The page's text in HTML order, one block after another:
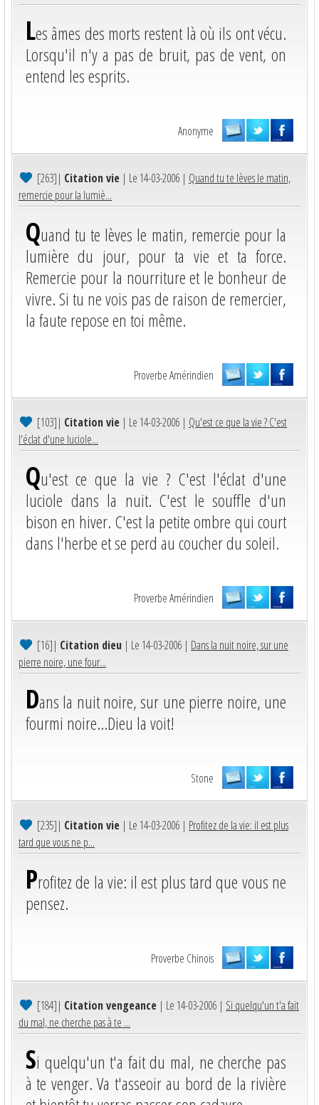
Les âmes des morts restent là où ils ont vécu.
Lorsqu'il n'y a pas de bruit, pas de vent, on
entend les esprits.
Anonyme
[263]| Citation vie | Le 14-03-2006 | Quand tu te lèves le matin,
remercie pour la lumiè...
Quand tu te lèves le matin, remercie pour la
lumière du jour, pour ta vie et ta force.
Remercie pour la nourriture et le bonheur de
vivre. Si tu ne vois pas de raison de remercier,
la faute repose en toi même.
Proverbe Amérindien
[103]| Citation vie | Le 14-03-2006 | Qu'est ce que la vie ? C'est
l'éclat d'une luciole...
Qu'est ce que la vie ? C'est l'éclat d'une
luciole dans la nuit. C'est le souffle d'un
bison en hiver. C'est la petite ombre qui court
dans l'herbe et se perd au coucher du soleil.
Proverbe Amérindien
[16]| Citation dieu | Le 14-03-2006 | Dans la nuit noire, sur une
pierre noire, une four...
Dans la nuit noire, sur une pierre noire, une
fourmi noire...Dieu la voit!
Stone
[235]| Citation vie | Le 14-03-2006 | Profitez de la vie: il est plus
tard que vous ne p...
Profitez de la vie: il est plus tard que vous ne
pensez.
Proverbe Chinois
[184]| Citation vengeance | Le 14-03-2006 | Si quelqu'un t'a fait
du mal, ne cherche pas à te ...
Si quelqu'un t'a fait du mal, ne cherche pas
à te venger. Va t'asseoir au bord de la rivière